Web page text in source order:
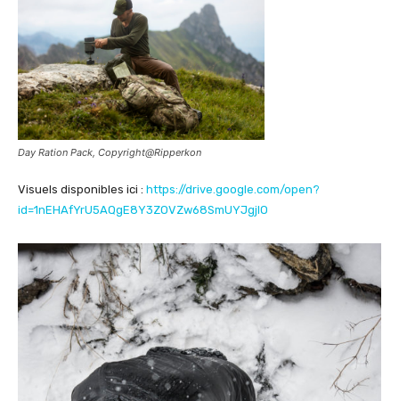
Day Ration Pack, Copyright@Ripperkon
Visuels disponibles ici : https://drive.google.com/open?
id=1nEHAfYrU5AQgE8Y3ZOVZw68SmUYJgjIO